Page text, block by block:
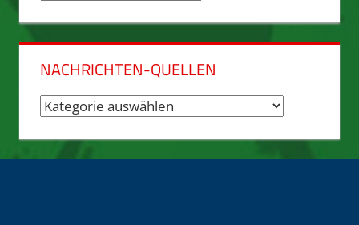
NACHRICHTEN-QUELLEN
Nachrichten-